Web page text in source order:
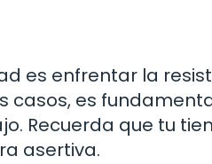
es enfrentar la
casos, es
Recuerda que tu
asertiva.